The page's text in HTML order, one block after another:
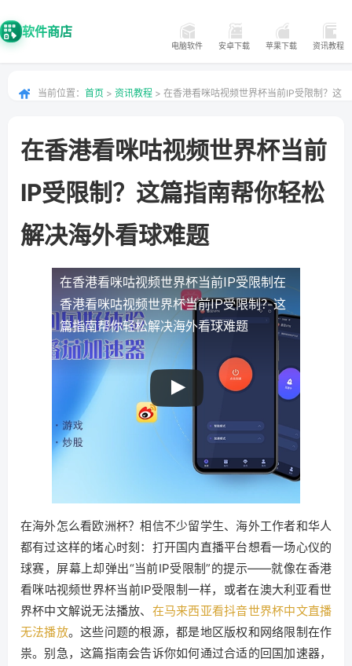
软件商店
电脑软件 安卓下载 苹果下载 资讯教程
当前位置： 首页 > 资讯教程 > 在香港看咪咕视频世界杯当前IP受限制？这
在香港看咪咕视频世界杯当前
IP受限制？这篇指南帮你轻松
解决海外看球难题
在香港看咪咕视频世界杯当前IP受限制 在
香港看咪咕视频世界杯当前IP受限制？这
篇指南帮你轻松解决海外看球难题
在海外怎么看欧洲杯？相信不少留学生、海外工作者和华人
都有过这样的堵心时刻：打开国内直播平台想看一场心仪的
球赛，屏幕上却弹出“当前IP受限制”的提示——就像在香港
看咪咕视频世界杯当前IP受限制一样，或者在澳大利亚看世
界杯中文解说无法播放、 在马来西亚看抖音世界杯中文直播
无法播放。这些问题的根源，都是地区版权和网络限制在作
祟。别急，这篇指南会告诉你如何通过合适的回国加速器，